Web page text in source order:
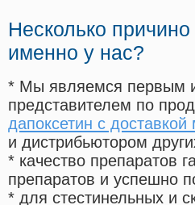
Несколько
именно у нас?
* Мы являемся первым
представителем по
дапоксетин с доставкой
и дистрибьютором
* качество препаратов
препаратов и успешно
* для стестинельных и